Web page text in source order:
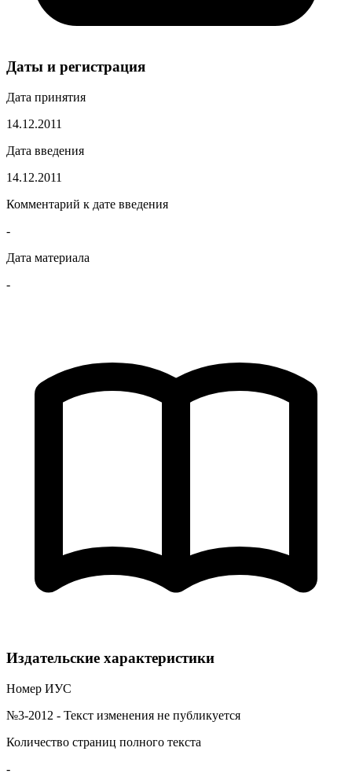
Даты и регистрация
Дата принятия
14.12.2011
Дата введения
14.12.2011
Комментарий к дате введения
-
Дата материала
-
Издательские характеристики
Номер ИУС
№3-2012 - Текст изменения не публикуется
Количество страниц полного текста
-